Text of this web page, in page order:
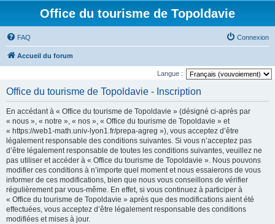
Office du tourisme de Topoldavie
FAQ Connexion
Accueil du forum
Langue :
Office du tourisme de Topoldavie - Inscription
En accédant à « Office du tourisme de Topoldavie » (désigné ci-après par
« nous », « notre », « nos », « Office du tourisme de Topoldavie » et
« https://web1-math.univ-lyon1.fr/prepa-agreg »), vous acceptez d’être
légalement responsable des conditions suivantes. Si vous n’acceptez pas
d’être légalement responsable de toutes les conditions suivantes, veuillez ne
pas utiliser et accéder à « Office du tourisme de Topoldavie ». Nous pouvons
modifier ces conditions à n’importe quel moment et nous essaierons de vous
informer de ces modifications, bien que nous vous conseillons de vérifier
régulièrement par vous-même. En effet, si vous continuez à participer à
« Office du tourisme de Topoldavie » après que des modifications aient été
effectuées, vous acceptez d’être légalement responsable des conditions
modifiées et mises à jour.